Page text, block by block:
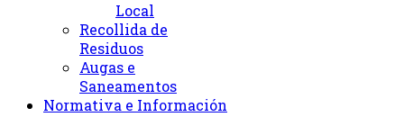
Local
Recollida de
Residuos
Augas e
Saneamentos
Normativa e Información